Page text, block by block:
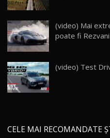
30:08
20
21
Noul ZEEKR
29:08
(video) Mai
poate fi
(video) Test
CELE MAI RECOMANDATE